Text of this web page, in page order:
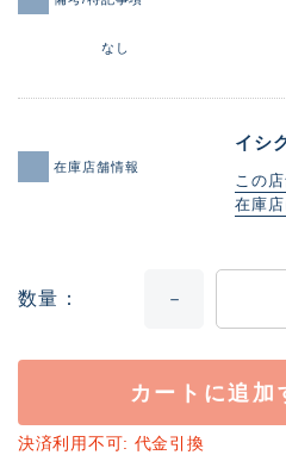
なし
在庫店舗情報
イシ
この
在庫
数量
カートに追加
決済利用不可: 代金引換